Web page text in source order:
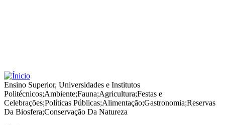
Ensino Superior, Universidades e Institutos
Politécnicos;Ambiente;Fauna;Agricultura;Festas e
Celebrações;Políticas Públicas;Alimentação;Gastronomia;Reservas
Da Biosfera;Conservação Da Natureza